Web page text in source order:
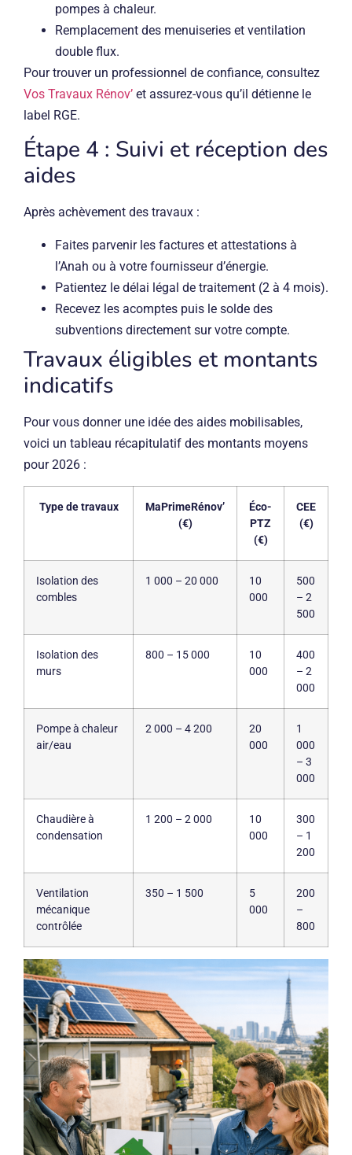
pompes à chaleur.
Remplacement des menuiseries et ventilation
double flux.
Pour trouver un professionnel de confiance, consultez
Vos Travaux Rénov’ et assurez-vous qu’il détienne le
label RGE.
Étape 4 : Suivi et réception des
aides
Après achèvement des travaux :
Faites parvenir les factures et attestations à
l’Anah ou à votre fournisseur d’énergie.
Patientez le délai légal de traitement (2 à 4 mois).
Recevez les acomptes puis le solde des
subventions directement sur votre compte.
Travaux éligibles et montants
indicatifs
Pour vous donner une idée des aides mobilisables,
voici un tableau récapitulatif des montants moyens
pour 2026 :
Type de travaux
MaPrimeRénov’
(€)
Éco-
PTZ
(€)
CEE
(€)
Isolation des
combles
1 000 – 20 000
10
000
500
– 2
500
Isolation des
murs
800 – 15 000
10
000
400
– 2
000
Pompe à chaleur
air/eau
2 000 – 4 200
20
000
1
000
– 3
000
Chaudière à
condensation
1 200 – 2 000
10
000
300
– 1
200
Ventilation
mécanique
contrôlée
350 – 1 500
5
000
200
–
800